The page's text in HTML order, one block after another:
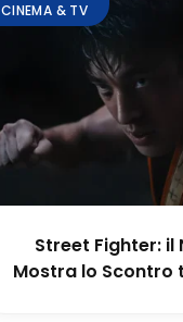
CINEMA & TV
Street Fighter: il
Mostra lo Scontro